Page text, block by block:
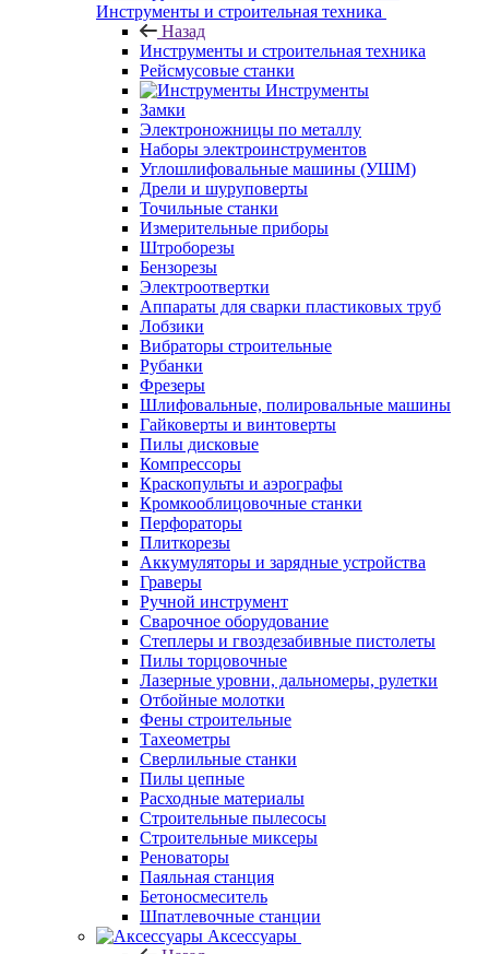
Инструменты и строительная техника
Назад
Инструменты и строительная техника
Рейсмусовые станки
Инструменты
Замки
Электроножницы по металлу
Наборы электроинструментов
Углошлифовальные машины (УШМ)
Дрели и шуруповерты
Точильные станки
Измерительные приборы
Штроборезы
Бензорезы
Электроотвертки
Аппараты для сварки пластиковых труб
Лобзики
Вибраторы строительные
Рубанки
Фрезеры
Шлифовальные, полировальные машины
Гайковерты и винтоверты
Пилы дисковые
Компрессоры
Краскопульты и аэрографы
Кромкооблицовочные станки
Перфораторы
Плиткорезы
Аккумуляторы и зарядные устройства
Граверы
Ручной инструмент
Сварочное оборудование
Степлеры и гвоздезабивные пистолеты
Пилы торцовочные
Лазерные уровни, дальномеры, рулетки
Отбойные молотки
Фены строительные
Тахеометры
Сверлильные станки
Пилы цепные
Расходные материалы
Строительные пылесосы
Строительные миксеры
Реноваторы
Паяльная станция
Бетоносмеситель
Шпатлевочные станции
Аксессуары